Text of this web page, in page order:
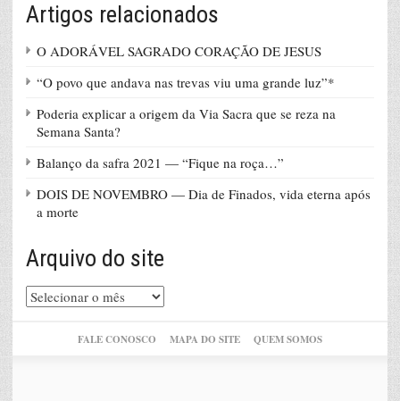
Artigos relacionados
O ADORÁVEL SAGRADO CORAÇÃO DE JESUS
“O povo que andava nas trevas viu uma grande luz”*
Poderia explicar a origem da Via Sacra que se reza na
Semana Santa?
Balanço da safra 2021 — “Fique na roça…”
DOIS DE NOVEMBRO — Dia de Finados, vida eterna após
a morte
Arquivo do site
Arquivo
do
FALE CONOSCO MAPA DO SITE QUEM SOMOS